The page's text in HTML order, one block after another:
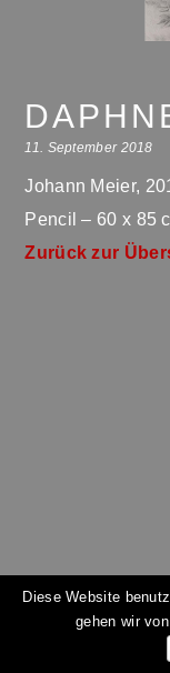
11. September 2018
Johann Meier,
Pencil – 60 x 85
Zurück zur
Diese Website
gehen wir